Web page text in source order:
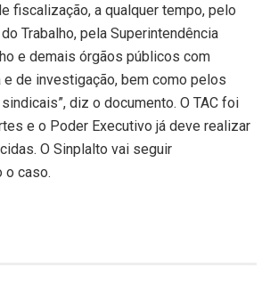
fiscalização, a qualquer tempo, pelo
Trabalho, pela Superintendência
e demais órgãos públicos com
de investigação, bem como pelos
diz o documento. O TAC foi
e o Poder Executivo já deve realizar
O Sinplalto vai seguir
o caso.